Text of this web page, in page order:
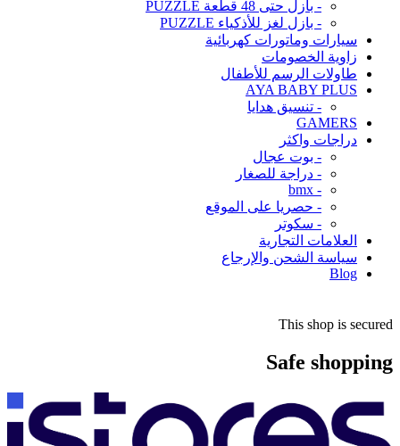
- بازل حتى 48 قطعة PUZZLE
- بازل لغز للأذكياء PUZZLE
سيارات وماتورات كهربائية
زاوية الخصومات
طاولات الرسم للأطفال
AYA BABY PLUS
- تنسيق هدايا
GAMERS
دراجات واكثر
- بوت عجال
- دراجة للصغار
- bmx
- حصريا على الموقع
- سكوتر
العلامات التجارية
سياسة الشحن والإرجاع
Blog
This shop is secured
Safe shopping